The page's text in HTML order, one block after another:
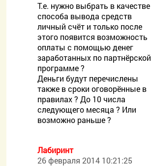
Т.е. нужно выбрать в качестве
способа вывода средств
личный счёт и только после
этого появится возможность
оплаты с помощью денег
заработанных по партнёрской
программе ?
Деньги будут перечислены
также в сроки оговорённые в
правилах ? До 10 числа
следующего месяца ? Или
возможно раньше ?
Лабиринт
26 февраля 2014 10:21:25